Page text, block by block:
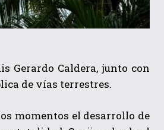
Gerardo Caldera, junto con
de vías terrestres.
momentos el desarrollo de